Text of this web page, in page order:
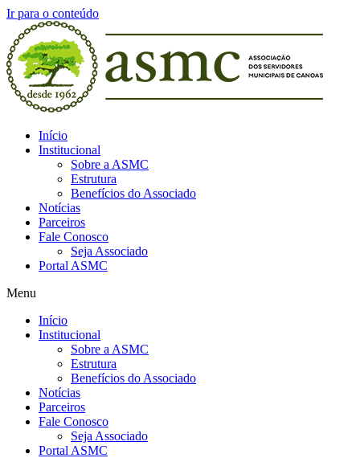
Ir para o conteúdo
Início
Institucional
Sobre a ASMC
Estrutura
Benefícios do Associado
Notícias
Parceiros
Fale Conosco
Seja Associado
Portal ASMC
Menu
Início
Institucional
Sobre a ASMC
Estrutura
Benefícios do Associado
Notícias
Parceiros
Fale Conosco
Seja Associado
Portal ASMC